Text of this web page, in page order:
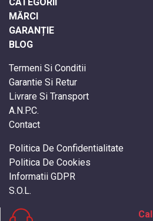
MĂRCI
GARANȚIE
BLOG
Termeni Si Conditii
Garantie Si Retur
Livrare Si Transport
A.N.P.C.
Contact
Politica De Confidentialitate
Politica De Cookies
Informatii GDPR
S.O.L.